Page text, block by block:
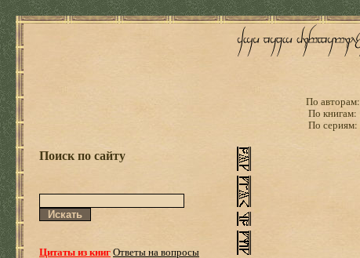
По авторам:
По книгам:
По сериям:
Поиск по сайту
Цитаты из книгОтветы на вопросы